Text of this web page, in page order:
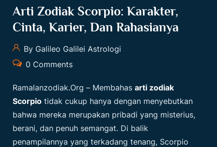
Arti Zodiak Scorpio: Karakter,
Cinta, Karier, Dan Rahasianya
By Galileo Galilei Astrologi
0 Comments
Ramalanzodiak.org – Membahasarti zodiak
Scorpio tidak cukup hanya dengan menyebutkan
bahwa mereka merupakan pribadi yang misterius,
berani, dan penuh semangat. Di balik
penampilannya yang terkadang tenang, Scorpio